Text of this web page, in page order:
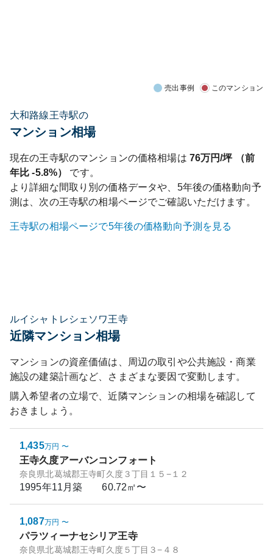
売出事例 このマンション
大和路線王寺駅の
マンション相場
現在の王寺駅のマンションの価格相場は 76万円/坪 （前
年比-5.8%）
です。
より詳細な間取り別の価格データや、5年後の価格動向予
測は、次の王寺駅の相場ページでご確認いただけます。
王寺駅の相場ページで5年後の価格動向予測を見る
ルイシャトレシェソワ王寺
近隣マンション相場
マンションの資産価値は、周辺の取引や公共施設・商業
施設の建築計画など、さまざまな要因で変動します。
購入希望者の立場で、近隣マンションの相場を確認して
おきましょう。
1,435万円 〜
王寺久度アーバンコンフォート
奈良県北葛城郡王寺町久度３丁目１５−１２
1995年11月築 60.72㎡〜
1,087万円 〜
パラツィーナセシリア王寺
奈良県北葛城郡王寺町久度５丁目３−４８